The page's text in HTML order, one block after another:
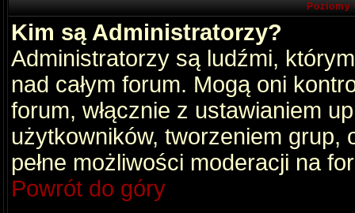
Kim są Administratorzy?
Administratorzy są ludźmi,
nad całym forum. Mogą oni
forum, włącznie z ustawianiem
użytkowników, tworzeniem grup,
pełne możliwości moderacji na
Powrót do góry